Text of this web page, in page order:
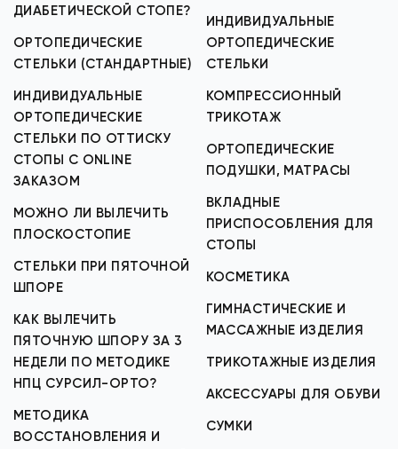
ДИАБЕТИЧЕСКОЙ СТОПЕ?
ОРТОПЕДИЧЕСКИЕ
СТЕЛЬКИ (СТАНДАРТНЫЕ)
ИНДИВИДУАЛЬНЫЕ
ОРТОПЕДИЧЕСКИЕ
СТЕЛЬКИ ПО ОТТИСКУ
СТОПЫ С ONLINE
ЗАКАЗОМ
МОЖНО ЛИ ВЫЛЕЧИТЬ
ПЛОСКОСТОПИЕ
СТЕЛЬКИ ПРИ ПЯТОЧНОЙ
ШПОРЕ
КАК ВЫЛЕЧИТЬ
ПЯТОЧНУЮ ШПОРУ ЗА 3
НЕДЕЛИ ПО МЕТОДИКЕ
НПЦ СУРСИЛ-ОРТО?
МЕТОДИКА
ВОССТАНОВЛЕНИЯ И
ИНДИВИДУАЛЬНЫЕ
ОРТОПЕДИЧЕСКИЕ
СТЕЛЬКИ
КОМПРЕССИОННЫЙ
ТРИКОТАЖ
ОРТОПЕДИЧЕСКИЕ
ПОДУШКИ, МАТРАСЫ
ВКЛАДНЫЕ
ПРИСПОСОБЛЕНИЯ ДЛЯ
СТОПЫ
КОСМЕТИКА
ГИМНАСТИЧЕСКИЕ И
МАССАЖНЫЕ ИЗДЕЛИЯ
ТРИКОТАЖНЫЕ ИЗДЕЛИЯ
АКСЕССУАРЫ ДЛЯ ОБУВИ
СУМКИ